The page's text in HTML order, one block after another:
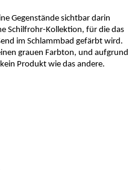
Gegenstände sichtbar darin
Schilfrohr-Kollektion, für die das
im Schlammbad gefärbt wird.
grauen Farbton, und aufgrund
Produkt wie das andere.